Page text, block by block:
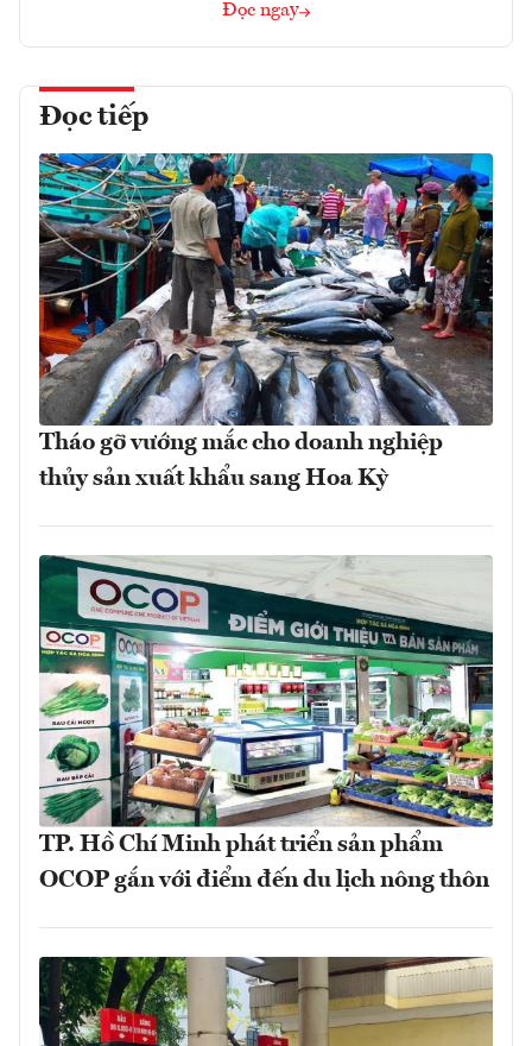
Đọc ngay
Đọc tiếp
Tháo gỡ vướng mắc cho doanh nghiệp
thủy sản xuất khẩu sang Hoa Kỳ
TP. Hồ Chí Minh phát triển sản phẩm
OCOP gắn với điểm đến du lịch nông thôn